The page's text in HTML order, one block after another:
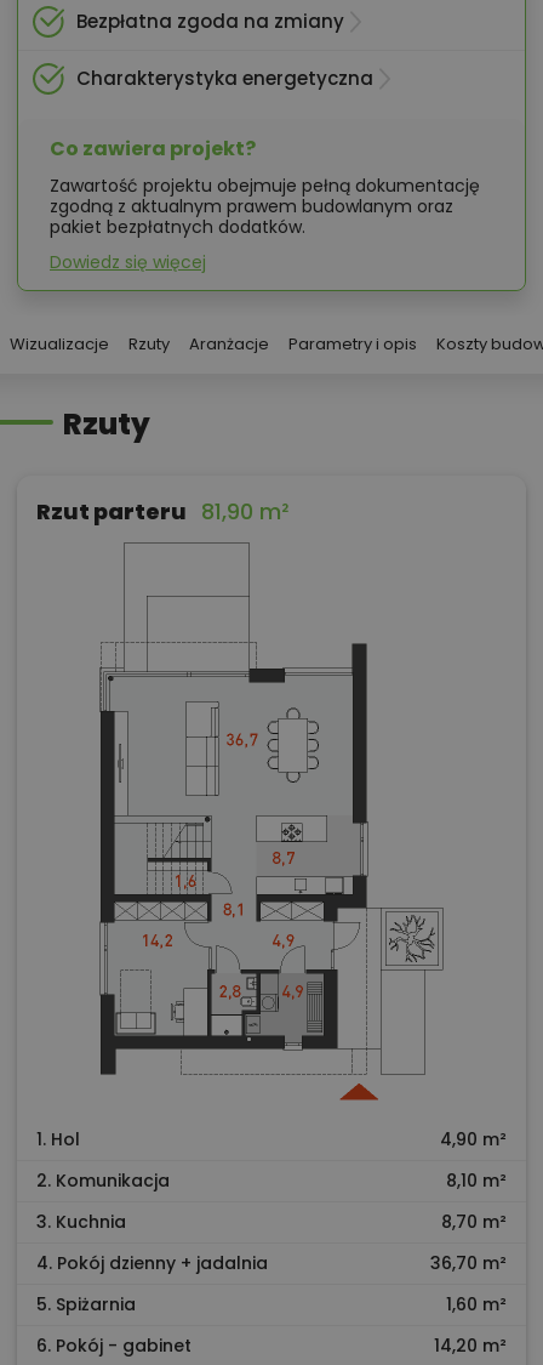
Bezpłatna zgoda na zmiany
Charakterystyka energetyczna
Co zawiera projekt?
Zawartość projektu obejmuje pełną dokumentację
zgodną z aktualnym prawem budowlanym oraz
pakiet bezpłatnych dodatków.
Dowiedz się więcej
Wizualizacje Rzuty Aranżacje Parametry i opis Koszty
Rzuty
Rzut parteru 81,90 m²
1. Hol
4,90 m²
2. Komunikacja
8,10 m²
3. Kuchnia
8,70 m²
4. Pokój dzienny + jadalnia
36,70 m²
5. Spiżarnia
1,60 m²
6. Pokój - gabinet
14,20 m²